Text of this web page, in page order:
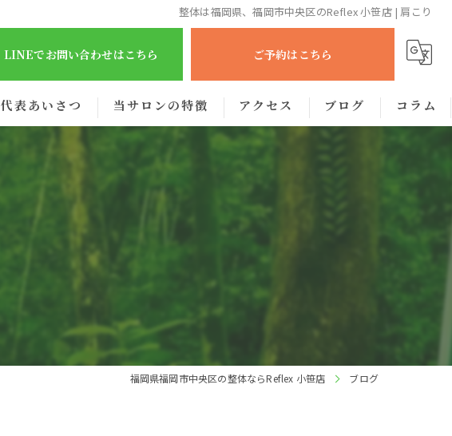
整体は福岡県、福岡市中央区のReflex 小笹店 | 肩こり
LINEでお問い合わせはこちら ご予約はこちら
代表あいさつ 当サロンの特徴 アクセス ブログ コラム
福岡県福岡市中央区の整体ならReflex 小笹店 ブログ